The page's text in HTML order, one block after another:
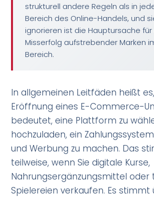
strukturell andere Regeln als in
Bereich des Online-Handels, und
ignorieren ist die Hauptursache für
Misserfolg aufstrebender Marken
Bereich.
In allgemeinen Leitfäden heißt
Eröffnung eines E-Commerce-
bedeutet, eine Plattform zu
hochzuladen, ein
und Werbung zu machen. Das
teilweise, wenn Sie digitale Kurse,
Nahrungsergänzungsmittel oder
Spielereien verkaufen. Es